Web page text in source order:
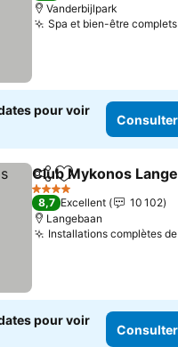
Vanderbijlpark
Spa et bien-être complets
pour voir
PartagerAjouter à mes
Club Mykonos
4 Étoiles
8,7 Excellent
10 102
Langebaan
Installations complètes
pour voir